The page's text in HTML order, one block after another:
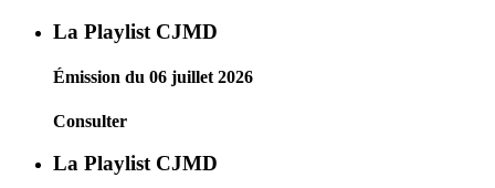
La Playlist CJMD
Émission du 06 juillet 2026
Consulter
La Playlist CJMD